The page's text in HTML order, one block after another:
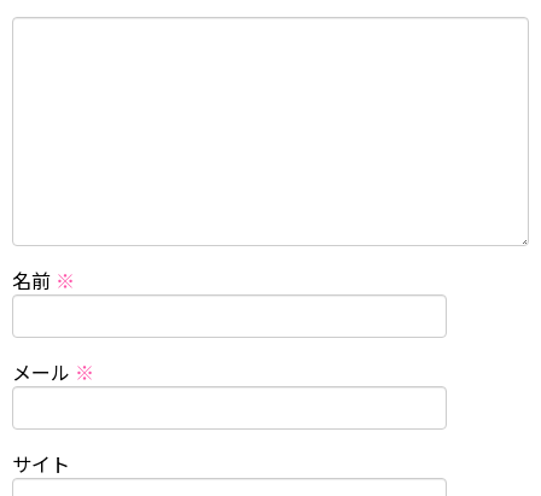
名前 ※
メール ※
サイト